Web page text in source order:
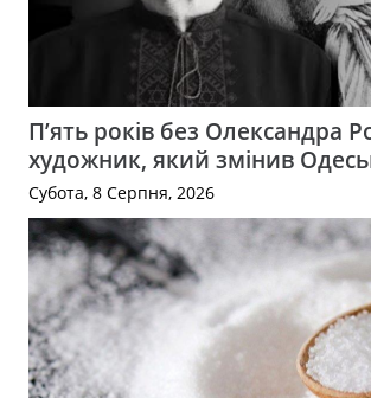
П’ять років без Олександра
художник, який змінив
Субота, 8 Серпня, 2026